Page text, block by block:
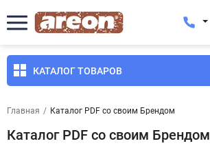
КАТАЛОГ ТОВАРОВ
Главная / Каталог PDF со своим Брендом
Каталог PDF со своим Брендом